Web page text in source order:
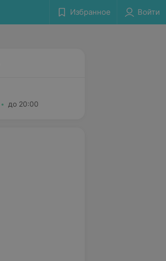
Избранное Войти
до 20:00